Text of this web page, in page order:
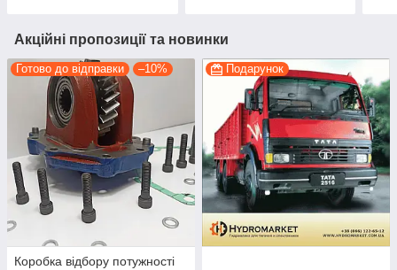
Акційні пропозиції та новинки
Готово до відправки –10%
Коробка відбору потужності
Подарунок